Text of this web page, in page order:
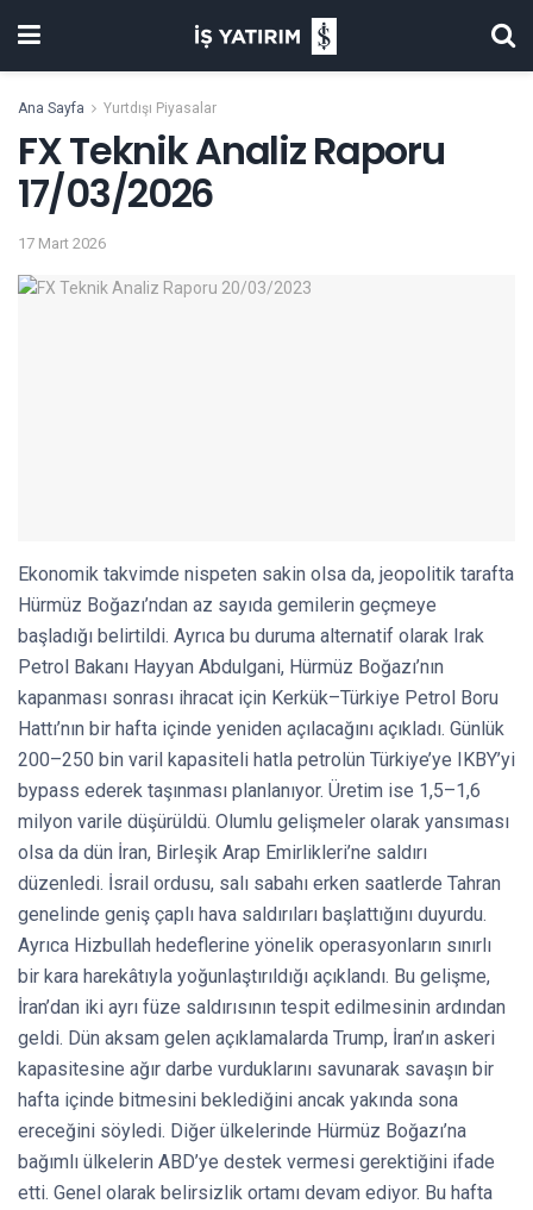
Ana Sayfa Yurtdışı Piyasalar
FX Teknik Analiz Raporu
17/03/2026
17 Mart 2026
Ekonomik takvimde nispeten sakin olsa da, jeopolitik tarafta
Hürmüz Boğazı’ndan az sayıda gemilerin geçmeye
başladığı belirtildi. Ayrıca bu duruma alternatif olarak Irak
Petrol Bakanı Hayyan Abdulgani, Hürmüz Boğazı’nın
kapanması sonrası ihracat için Kerkük–Türkiye Petrol Boru
Hattı’nın bir hafta içinde yeniden açılacağını açıkladı. Günlük
200–250 bin varil kapasiteli hatla petrolün Türkiye’ye IKBY’yi
bypass ederek taşınması planlanıyor. Üretim ise 1,5–1,6
milyon varile düşürüldü. Olumlu gelişmeler olarak yansıması
olsa da dün İran, Birleşik Arap Emirlikleri’ne saldırı
düzenledi. İsrail ordusu, salı sabahı erken saatlerde Tahran
genelinde geniş çaplı hava saldırıları başlattığını duyurdu.
Ayrıca Hizbullah hedeflerine yönelik operasyonların sınırlı
bir kara harekâtıyla yoğunlaştırıldığı açıklandı. Bu gelişme,
İran’dan iki ayrı füze saldırısının tespit edilmesinin ardından
geldi. Dün aksam gelen açıklamalarda Trump, İran’ın askeri
kapasitesine ağır darbe vurduklarını savunarak savaşın bir
hafta içinde bitmesini beklediğini ancak yakında sona
ereceğini söyledi. Diğer ülkelerinde Hürmüz Boğazı’na
bağımlı ülkelerin ABD’ye destek vermesi gerektiğini ifade
etti. Genel olarak belirsizlik ortamı devam ediyor. Bu hafta